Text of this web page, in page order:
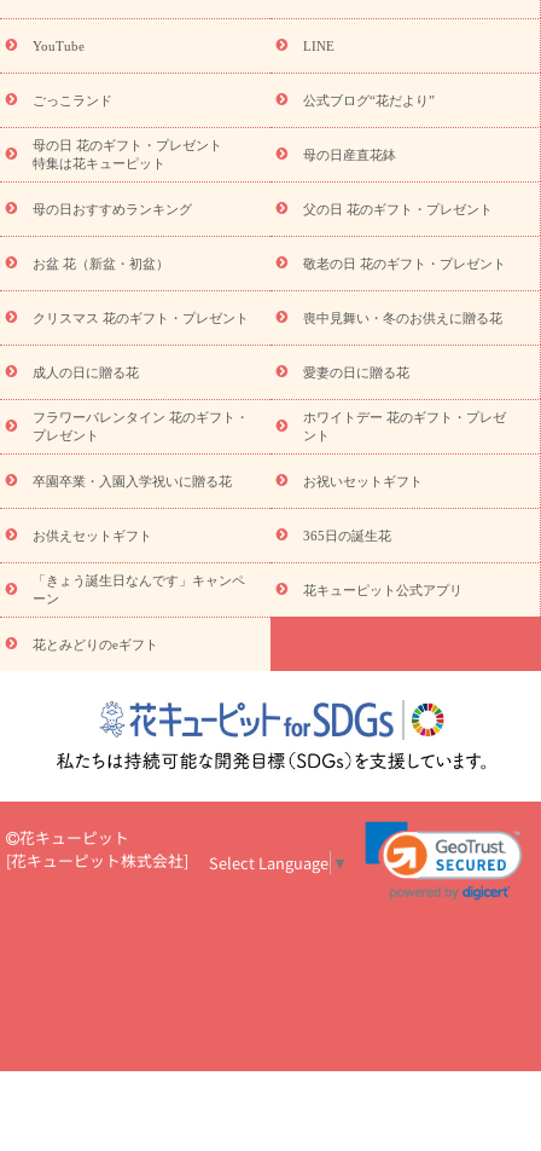
9月の誕生花(リンドウ)
ら探す
お祝いの花特集 当日配達特急便 お祝い商品一覧
念日
結婚祝い 出産祝い 退院祝い・快気祝い
寿祝い
プチギフト ペットのお祝いフラワー
供え・お悔やみ商品一覧
お供え・お悔やみの花
四十九日法要以
降に贈る花
通夜・葬儀に贈る花
お供え お花とセットギフト
お供え プリザーブドフラワー
ペットのお供えフラワー
お盆（新
盆・初盆）
その他 お祝い返し お見舞い
お取り寄せギフト
ビジネス用
ご自宅用 観葉植物 ミディ胡蝶蘭
プリザーブ
ドフラワー
スタイルから探す アレンジメント 花束
スタ
ンド花
お祝い お供え・お悔やみ 胡蝶蘭 胡蝶蘭・花鉢
ディ胡蝶蘭・お祝い
ミディ胡蝶蘭・お供え
世界初の青色胡蝶蘭
観葉植物
観葉植物 産直多肉植物
プリザーブドフラワー
お祝い
お供え・お悔やみ 花とセットギフト
セミオーダー
プチギフト（hanamore -ハナモア-）
花とみどりのeギフト
キューピットのeGfit
カラー ピンク イエローオレンジ
レッ
ド
お花の種類 トルコキキョウ
お祝い お祝い・3000円～ お祝い・4000円～
お祝い・
5000円～
お祝い・7000円～ お祝い・ 10000円～
お供え・お
悔やみ
円～
お供え・お悔やみ・
読み物
いのマナー
定年退職祝いのマナー
お祝いを贈るときのマナー・
花キューピットのお祝いコラム一覧
誕生日のお花を「色
彩心理学」で選ぶ方法
結婚祝いの予算相場
出産祝いお役立ち情
ール
新築引っ越し祝いコラム お祝い花のマナー総まとめ
職
場上司や先輩へ贈るお祝い花の正解は？
開店祝いの花 選び方ガイ
あり)
花キューピット×専門家
CO2排出量削減 / SDGsを考える
YouTube LINE
ごっこランド 公式ブログ“花だより”
母の日 花のギフト・プレゼント
特集は花キューピット
母の日産直花鉢
母の日おすすめランキング 父の日 花のギフト・プレゼント
お盆 花（新盆・初盆） 敬老の日 花のギフト・プレゼント
クリスマス 花のギフト・プレゼント 喪中見舞い・冬のお供えに贈る花
成人の日に贈る花 愛妻の日に贈る花
フラワーバレンタイン 花のギフト・
プレゼント
ホワイトデー 花のギフト・プレゼ
ント
卒園卒業・入園入学祝いに贈る花 お祝いセットギフト
お供えセットギフト 365日の誕生花
「きょう誕生日なんです」キャンペ
ーン
花キューピット公式アプリ
花とみどりのeギフト
花キューピット
[花キューピット株式会社] Select Language ▼